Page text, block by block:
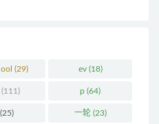
(29) ev(18)
(111) p (64)
(25) 一轮(23)